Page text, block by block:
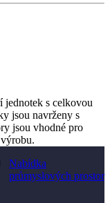
jednotek s celkovou
jsou navrženy s
jsou vhodné pro
Nabídka
průmyslových prostor